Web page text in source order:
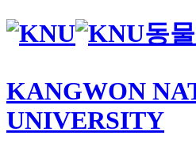
동
KANGWON
UNIVERSITY